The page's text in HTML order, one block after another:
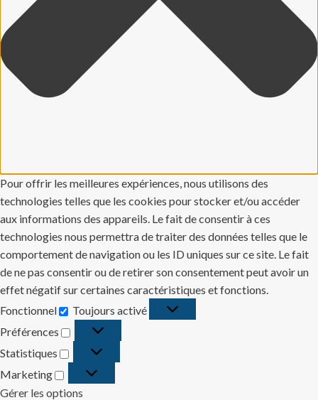
Pour offrir les meilleures expériences, nous utilisons des
technologies telles que les cookies pour stocker et/ou accéder
aux informations des appareils. Le fait de consentir à ces
technologies nous permettra de traiter des données telles que le
comportement de navigation ou les ID uniques sur ce site. Le fait
de ne pas consentir ou de retirer son consentement peut avoir un
effet négatif sur certaines caractéristiques et fonctions.
Fonctionnel
Fonctionnel
Toujours activé
Préférences
Préférences
Statistiques
Statistiques
Marketing
Marketing
Gérer les options